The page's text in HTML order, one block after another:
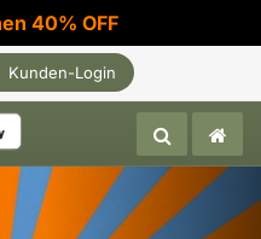
40% OFF
Kunden-Login